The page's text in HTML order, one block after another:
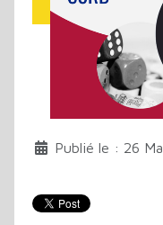
Publié le : 26